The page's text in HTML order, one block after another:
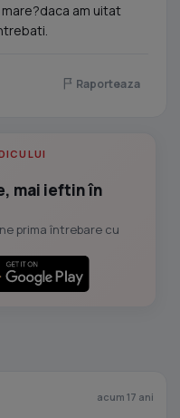
am uitat
Raporteaza
mai ieftin în
prima întrebare cu
acum 17 ani